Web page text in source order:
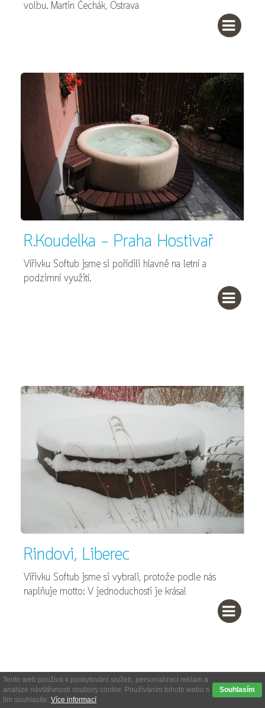
Tento web používá k poskytování služeb, personalizaci reklam a
analýze návštěvnosti soubory cookie. Používáním tohoto webu s
tím souhlasíte. Více informací
Souhlasím
volbu. Martin Čechák, Ostrava
R.Koudelka - Praha Hostivař
Vířivku Softub jsme si pořídili hlavně na letní a
podzimní využití.
Rindovi, Liberec
Vířivku Softub jsme si vybrali, protože podle nás
naplňuje motto: V jednoduchosti je krása!